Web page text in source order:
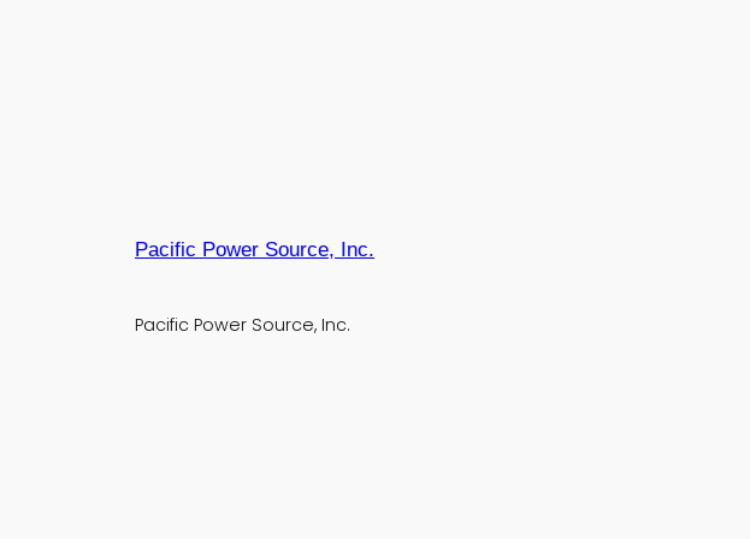
Pacific Power Source, Inc.
Pacific Power Source, Inc.